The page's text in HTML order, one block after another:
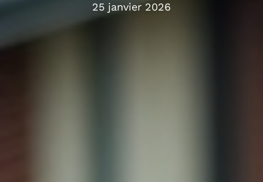
25 janvier 2026